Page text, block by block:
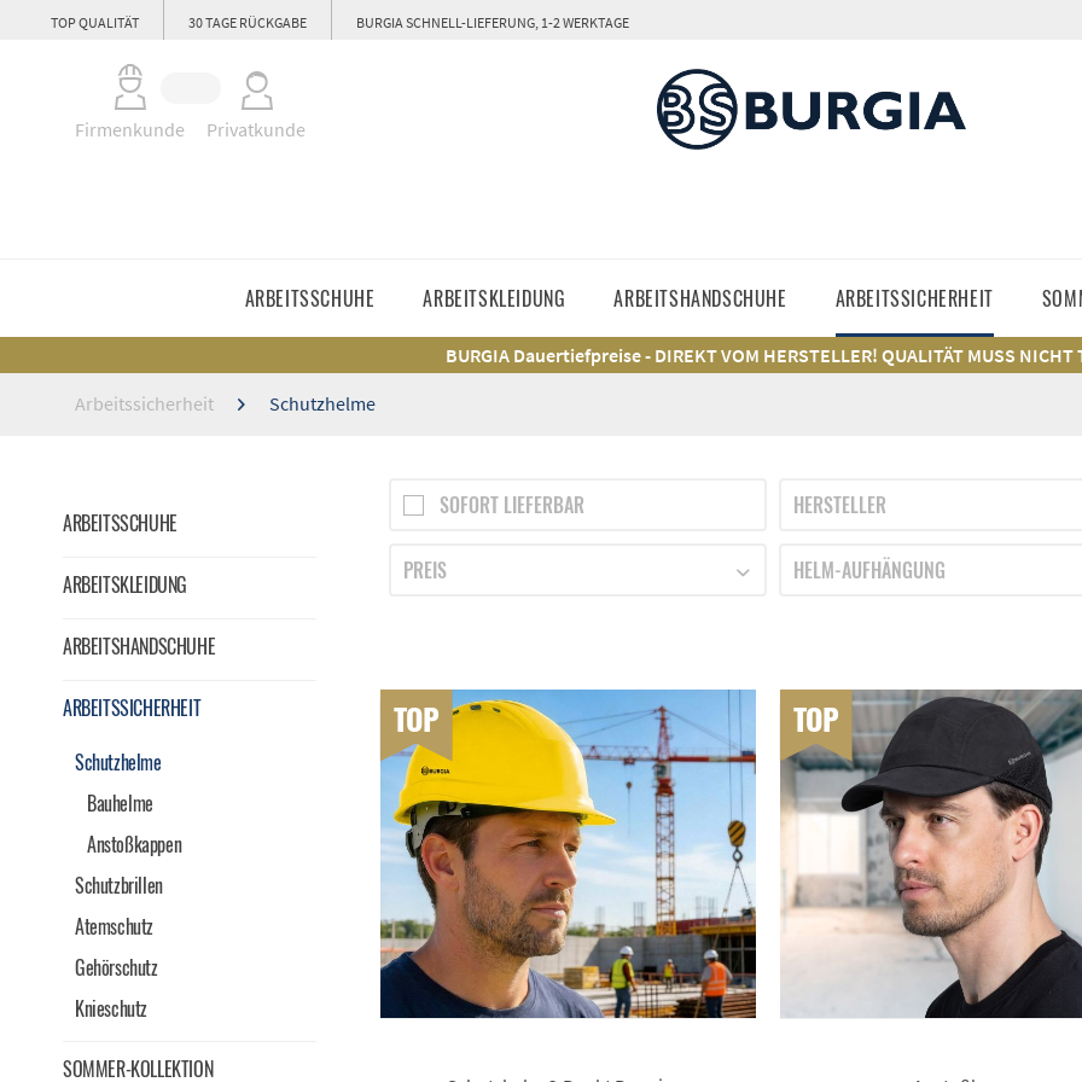
TOP QUALITÄT 30 TAGE RÜCKGABE BURGIA SCHNELL-LIEFERUNG, 1-2 WERKTAGE
Firmenkunde Privatkunde
ARBEITSSCHUHE ARBEITSKLEIDUNG ARBEITSHANDSCHUHE ARBEITSSICHERHEIT
BURGIA Dauertiefpreise - DIREKT VOM HERSTELLER! QUALITÄT MUSS NICHT
Arbeitssicherheit
Schutzhelme
ARBEITSSCHUHE
ARBEITSKLEIDUNG
ARBEITSHANDSCHUHE
ARBEITSSICHERHEIT
Schutzhelme
Bauhelme
Anstoßkappen
Schutzbrillen
Atemschutz
Gehörschutz
Knieschutz
SOMMER-KOLLEKTION
SOFORT LIEFERBAR HERSTELLER
BURGIA SAUERLAND
PREIS HELM-AUFHÄNGUNG
TOP TOP